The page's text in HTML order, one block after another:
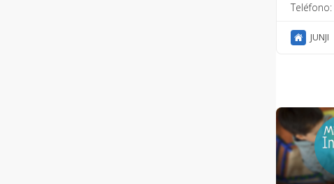
Teléfono:
JUNJI